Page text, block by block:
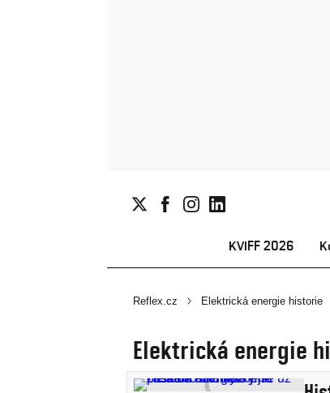
KVIFF 2026
Reflex.cz Elektrická energie historie
Elektrická energie